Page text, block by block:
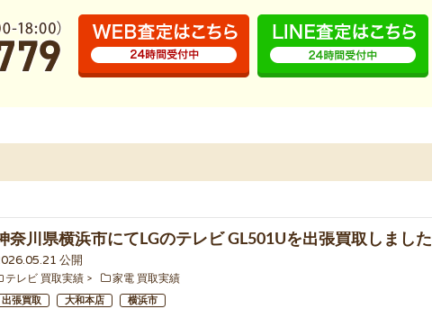
奈川県横浜市にてLGのテレビ GL501Uを出張買取しました
公開
テレビ 買取実績 家電 買取実績
出張買取 大和本店 横浜市